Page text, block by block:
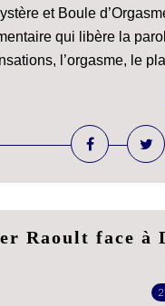
et Boule
qui libère la
l’orgasme, le
Raoult face à